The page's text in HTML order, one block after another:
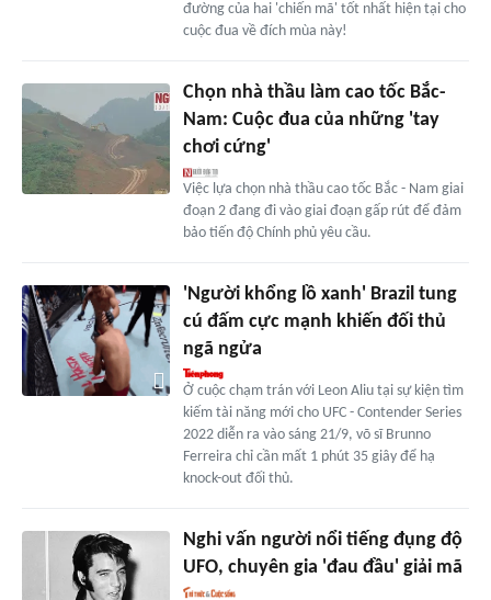
đường của hai 'chiến mã' tốt nhất hiện tại cho
cuộc đua về đích mùa này!
Chọn nhà thầu làm cao tốc Bắc-
Nam: Cuộc đua của những 'tay
chơi cứng'
Việc lựa chọn nhà thầu cao tốc Bắc - Nam giai
đoạn 2 đang đi vào giai đoạn gấp rút để đảm
bảo tiến độ Chính phủ yêu cầu.
'Người khổng lồ xanh' Brazil tung
cú đấm cực mạnh khiến đối thủ
ngã ngửa
Ở cuộc chạm trán với Leon Aliu tại sự kiện tìm
kiếm tài năng mới cho UFC - Contender Series
2022 diễn ra vào sáng 21/9, võ sĩ Brunno
Ferreira chỉ cần mất 1 phút 35 giây để hạ
knock-out đối thủ.
Nghi vấn người nổi tiếng đụng độ
UFO, chuyên gia 'đau đầu' giải mã